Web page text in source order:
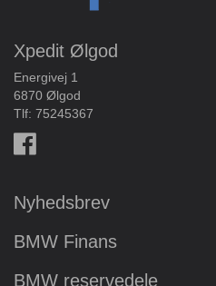
Xpedit Ølgod
Energivej 1
6870 Ølgod
Tlf: 75245367
Nyhedsbrev
BMW Finans
BMW reservedele